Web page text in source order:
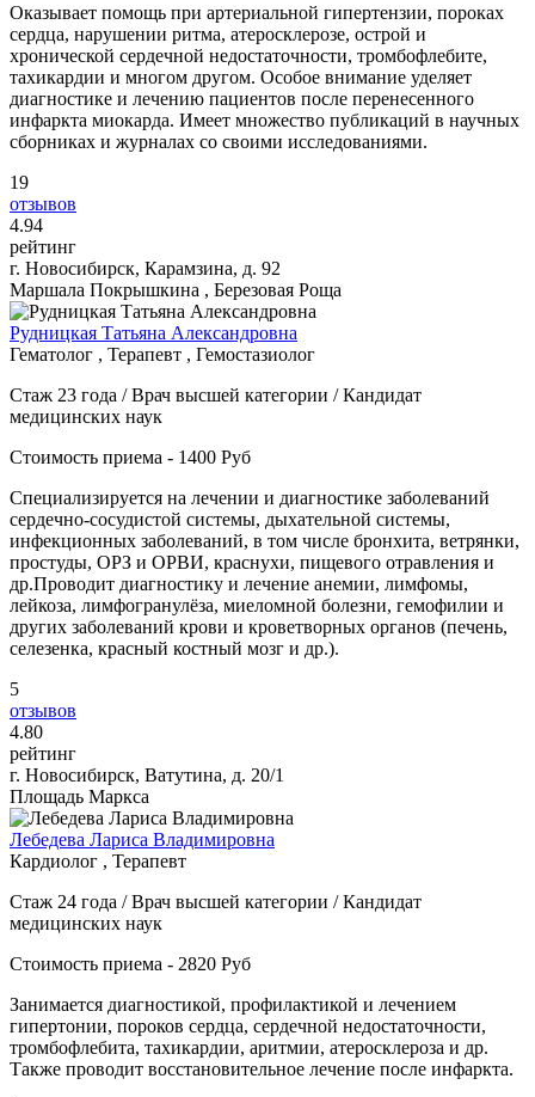
Оказывает помощь при артериальной гипертензии, пороках
сердца, нарушении ритма, атеросклерозе, острой и
хронической сердечной недостаточности, тромбофлебите,
тахикардии и многом другом. Особое внимание уделяет
диагностике и лечению пациентов после перенесенного
инфаркта миокарда. Имеет множество публикаций в научных
сборниках и журналах со своими исследованиями.
19
отзывов
4.94
рейтинг
г. Новосибирск, Карамзина, д. 92
Маршала Покрышкина , Березовая Роща
Рудницкая Татьяна Александровна
Гематолог , Терапевт , Гемостазиолог
Стаж 23 года / Врач высшей категории / Кандидат
медицинских наук
Стоимость приема - 1400 Руб
Специализируется на лечении и диагностике заболеваний
сердечно-сосудистой системы, дыхательной системы,
инфекционных заболеваний, в том числе бронхита, ветрянки,
простуды, ОРЗ и ОРВИ, краснухи, пищевого отравления и
др.Проводит диагностику и лечение анемии, лимфомы,
лейкоза, лимфогранулёза, миеломной болезни, гемофилии и
других заболеваний крови и кроветворных органов (печень,
селезенка, красный костный мозг и др.).
5
отзывов
4.80
рейтинг
г. Новосибирск, Ватутина, д. 20/1
Площадь Маркса
Лебедева Лариса Владимировна
Кардиолог , Терапевт
Стаж 24 года / Врач высшей категории / Кандидат
медицинских наук
Стоимость приема - 2820 Руб
Занимается диагностикой, профилактикой и лечением
гипертонии, пороков сердца, сердечной недостаточности,
тромбофлебита, тахикардии, аритмии, атеросклероза и др.
Также проводит восстановительное лечение после инфаркта.